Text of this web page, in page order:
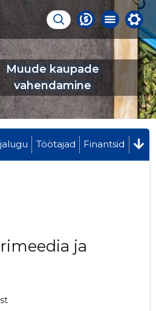
Muude kaupade
vahendamine
Töötajad Finantsid
ja